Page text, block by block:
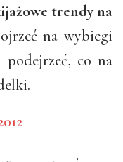
trendy na
na wybiegi
co na